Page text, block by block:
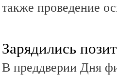
также проведение
Зарядились
В преддверии Дня